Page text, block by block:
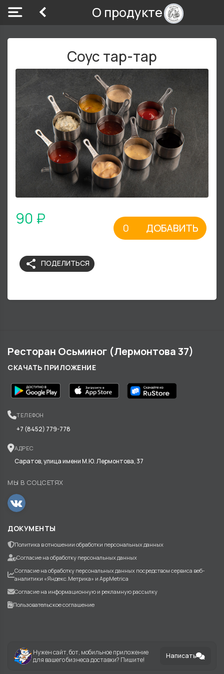
О продукте
Соус тар-тар
90 ₽
ДОБАВИТЬ
share ПОДЕЛИТЬСЯ
Ресторан Осьминог (Лермонтова 37)
СКАЧАТЬ ПРИЛОЖЕНИЕ
ТЕЛЕФОН
+7 (8452) 779-778
АДРЕС
Саратов, улица имени М.Ю. Лермонтова, 37
МЫ В СОЦСЕТЯХ
ДОКУМЕНТЫ
Политика в отношении обработки персональных данных
Согласие на обработку персональных данных
Согласие на обработку персональных данных посредством сервиса веб-
аналитики «Яндекс.Метрика» и AppMetrica
Согласие на информационную и рекламную рассылку
Пользовательское соглашение
Нужен сайт, бот, мобильное приложение
для вашего бизнеса доставки? Пишите!
Написать